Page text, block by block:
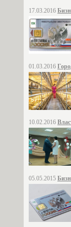
17.03.2016
01.03.2016
10.02.2016
05.05.2015